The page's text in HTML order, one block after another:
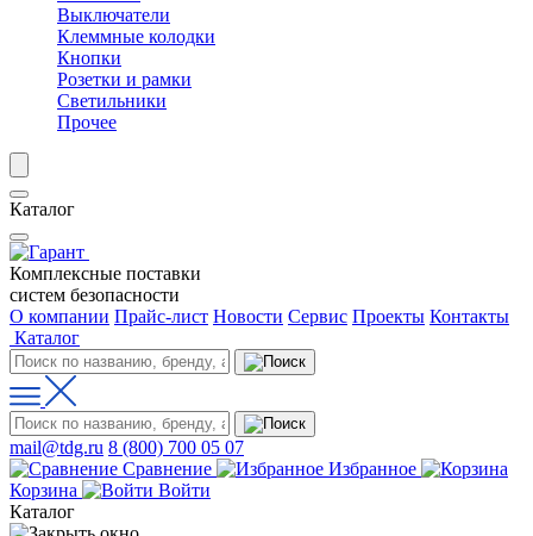
Выключатели
Клеммные колодки
Кнопки
Розетки и рамки
Светильники
Прочее
Каталог
Комплексные поставки
систем безопасности
О компании Прайс-лист Новости Сервис Проекты Контакты
Каталог
mail@tdg.ru 8 (800) 700 05 07
Сравнение
Избранное
Корзина
Войти
Каталог